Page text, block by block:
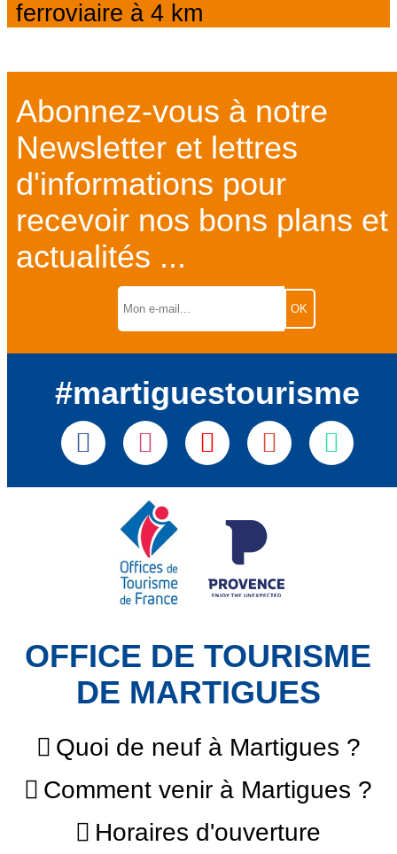
ferroviaire à 4 km
Abonnez-vous à notre
Newsletter et lettres
d'informations pour
recevoir nos bons plans et
actualités ...
#martiguestourisme
OFFICE DE TOURISME
DE MARTIGUES
Quoi de neuf à Martigues ?
Comment venir à Martigues ?
Horaires d'ouverture